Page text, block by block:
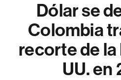
Dólar se
Colombia
recorte de la
UU. en